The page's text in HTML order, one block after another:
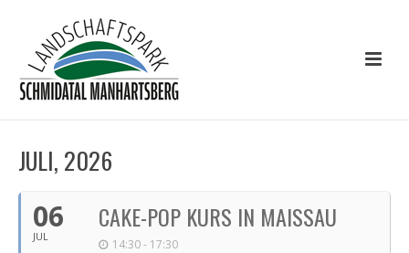
JULI, 2026
06
JUL
CAKE-POP KURS IN MAISSAU
14:30 - 17:30